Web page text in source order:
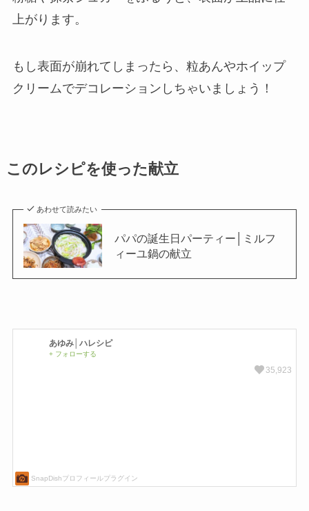
上がります。
もし表面が崩れてしまったら、粒あんやホイップ
クリームでデコレーションしちゃいましょう！
このレシピを使った献立
あわせて読みたい
パパの誕生日パーティー│ミルフ
ィーユ鍋の献立